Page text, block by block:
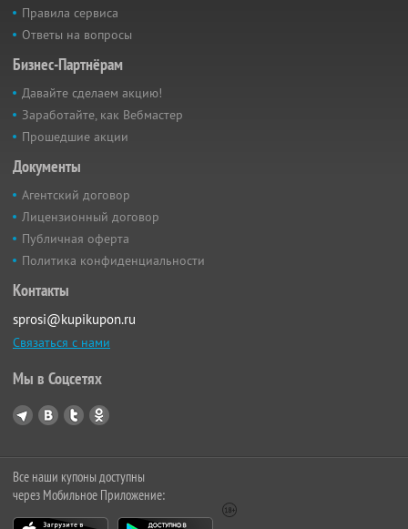
Правила сервиса
Ответы на вопросы
Бизнес-Партнёрам
Давайте сделаем акцию!
Заработайте, как Вебмастер
Прошедшие акции
Документы
Агентский договор
Лицензионный договор
Публичная оферта
Политика конфиденциальности
Контакты
sprosi@kupikupon.ru
Связаться с нами
Мы в Соцсетях
Все наши купоны доступны
через Мобильное Приложение: